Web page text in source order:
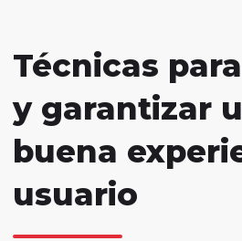
Técnicas
y garantizar
buena
usuario